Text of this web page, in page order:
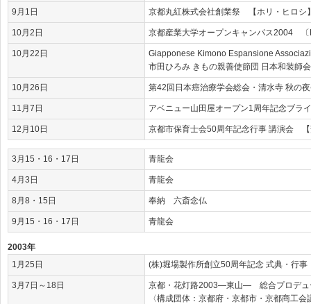
9月1日 京都丸紅株式会社創業祭 【ホリ・ヒロシ
10月2日 京都産業大学オープンキャンパス2004 〔
10月22日
Giapponese Kimono Espansione
市田ひろみ きもの親善使節団 日本和装師
10月26日 第42回日本癌治療学会総会・清水寺 秋
11月7日 アベニュー山田屋オープン1周年記念ブラ
12月10日 京都市保育士会50周年記念行事 講演会
3月15・16・17日 青龍会
4月3日 青龍会
8月8・15日 奉納 六斎念仏
9月15・16・17日 青龍会
2003年
1月25日
(株)堀場製作所創立50周年記念 式典・行事
3月7日～18日
京都・花灯路2003―東山― 総合プロデュ
〈構成団体：京都府・京都市・京都商工